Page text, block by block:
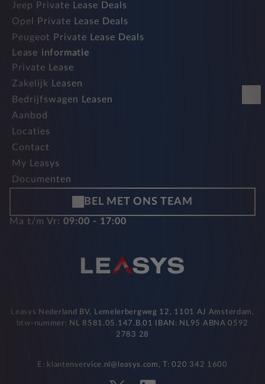
Jeep Private Lease Deals
Opel Private Lease Deals
Peugeot Private Lease Deals
Lease informatie
Private Lease
Zakelijk Leasen
Bedrijfswagen Leasen
Aanbod
Locaties
Contact
My Leasys
Documenten
BEL MET ONS TEAM
Ma t/m Vr: 09:00 - 17:00
Leasys Nederland BV, Lemelerbergweg 12, 1101 AJ Amsterdam,
btw-nummer: NL 8581.05.147.B.01 IBAN: NL95 ABNA 0592
2783 28
E: klantenservice.nl@leasys.com, T: 020 342 1600